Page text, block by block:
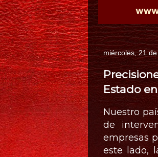
miércoles, 21
Estado
Nuestro
de
empresas
este lado,